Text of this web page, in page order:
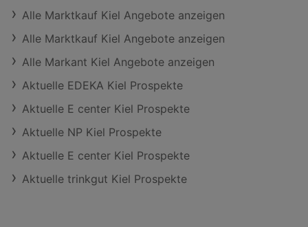
Alle Marktkauf Kiel Angebote anzeigen
Alle Marktkauf Kiel Angebote anzeigen
Alle Markant Kiel Angebote anzeigen
Aktuelle EDEKA Kiel Prospekte
Aktuelle E center Kiel Prospekte
Aktuelle NP Kiel Prospekte
Aktuelle E center Kiel Prospekte
Aktuelle trinkgut Kiel Prospekte